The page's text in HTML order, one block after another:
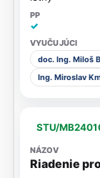
✓
doc. Ing. Miloš
Ing. Miroslav
STU/
Riadenie